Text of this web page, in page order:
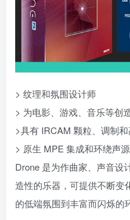
> 纹理和氛围设计师
> 为电影、游戏、音乐等创
>具有 IRCAM 颗粒、调制
> 原生 MPE 集成和环绕声源
Drone 是为作曲家、声音设
造性的乐器，可提供不断变
的低端氛围到丰富而闪烁的